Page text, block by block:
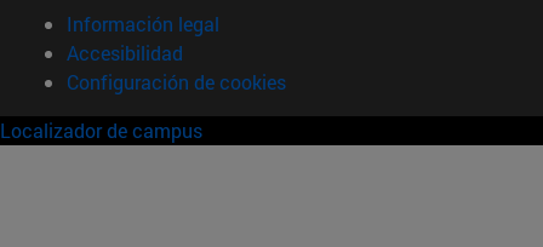
Información legal
Accesibilidad
Configuración de cookies
Localizador de campus